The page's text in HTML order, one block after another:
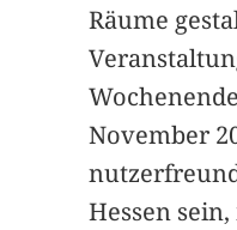
Räume
November
Hessen